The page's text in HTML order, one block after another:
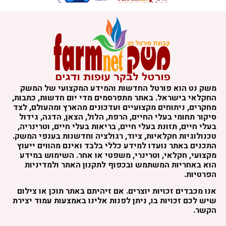
משק נט הוא פורטל החדשות והמידע המקצועי של המשק
החקלאי בישראל. באתר מתפרסמים מדי יום חדשות, כתבות,
מחקרים, ניתוחים מקצועיים ועדכונים מהארץ ומהעולם, לצד
סיקור תחומי בעלי החיים, הרפת, הלול, הצאן, הדגה, גידול
בעלי חיים, תזונת בעלי חיים, בריאות בעלי חיים, וטרינריה,
טכנולוגיות חקלאיות, ציוד, רגולציה וחדשנות בענפי המשק.
התכנים באתר נועדו למידע כללי בלבד ואינם מהווים ייעוץ
מקצועי, חקלאי, וטרינרי, משפטי או אחר. השימוש במידע
הוא באחריות המשתמש ובכפוף לתקנון האתר ולמדיניות
הפרטיות.
אנו מכבדים זכויות יוצרים. אם זיהיתם באתר תוכן או צילום
שיש לכם זכויות בו, ניתן לפנות אלינו באמצעות עמוד יצירת
הקשר.